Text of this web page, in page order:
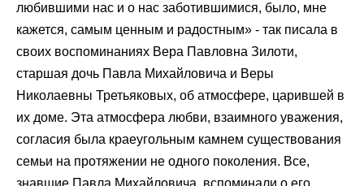
любившими нас и о нас заботившимися, было, мне
кажется, самым ценным и радостным» - так писала в
своих воспоминаниях Вера Павловна Зилоти,
старшая дочь Павла Михайловича и Веры
Николаевны Третьяковых, об атмосфере, царившей в
их доме. Эта атмосфера любви, взаимного уважения,
согласия была краеугольным камнем существования
семьи на протяжении не одного поколения. Все,